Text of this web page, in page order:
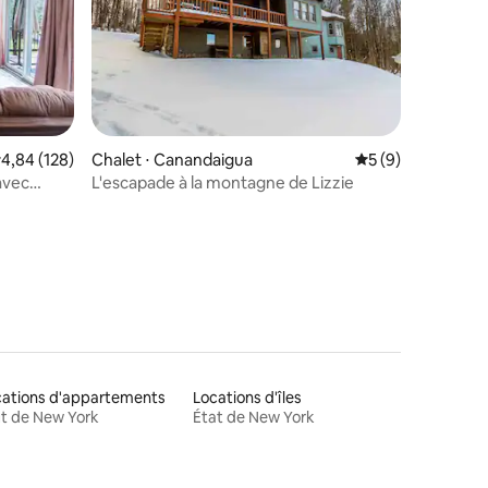
: 4,99 sur 5
moyenne sur la base de 128 commentaires : 4,84 sur 5
4,84 (128)
Chalet ⋅ Canandaigua Évaluation
5 (9)
L'escapade à la montagne de Lizzie
d'appartements
de New York
Locations d'îles
État de New York